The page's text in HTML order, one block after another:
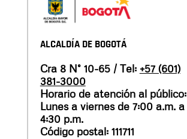
ALCALDÍA DE BOGOTÁ
Cra 8 N° 10-65 / Tel: +57 (601)
381-3000
Horario de atención al público:
Lunes a viernes de 7:00 a.m. a
4:30 p.m.
Código postal: 111711